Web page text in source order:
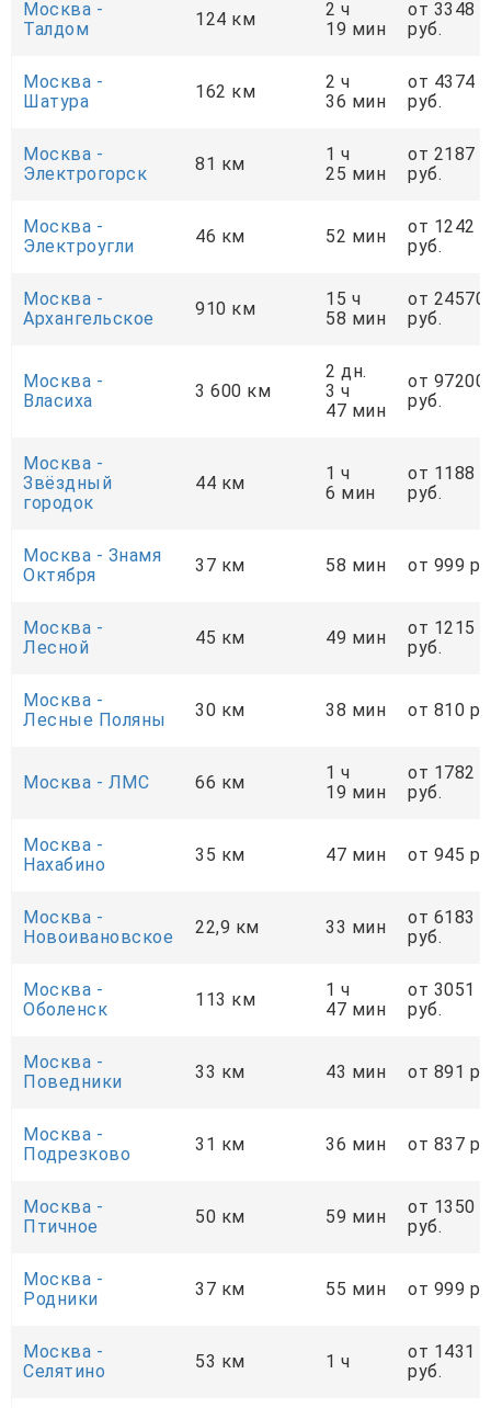
Москва -
Талдом
124 км
2 ч
19 мин
от 3348
руб.
Москва -
Шатура
162 км
2 ч
36 мин
от 4374
руб.
Москва -
Электрогорск
81 км
1 ч
25 мин
от 2187
руб.
Москва -
Электроугли
46 км 52 мин
от 1242
руб.
Москва -
Архангельское
910 км
15 ч
58 мин
от 24570
руб.
Москва -
Власиха
3 600 км
2 дн.
3 ч
47 мин
от 97200
руб.
Москва -
Звёздный
городок
44 км
1 ч
6 мин
от 1188
руб.
Москва - Знамя
Октября
37 км 58 мин от 999
Москва -
Лесной
45 км 49 мин
от 1215
руб.
Москва -
Лесные Поляны
30 км 38 мин от 810
Москва - ЛМС 66 км
1 ч
19 мин
от 1782
руб.
Москва -
Нахабино
35 км 47 мин от 945
Москва -
Новоивановское
22,9 км 33 мин
от 6183
руб.
Москва -
Оболенск
113 км
1 ч
47 мин
от 3051
руб.
Москва -
Поведники
33 км 43 мин от 891
Москва -
Подрезково
31 км 36 мин от 837
Москва -
Птичное
50 км 59 мин
от 1350
руб.
Москва -
Родники
37 км 55 мин от 999
Москва -
Селятино
53 км 1 ч
от 1431
руб.